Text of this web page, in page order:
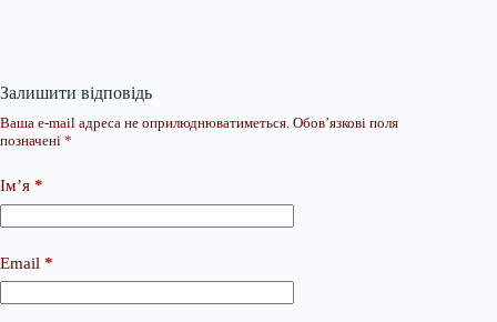
Залишити відповідь
Ваша e-mail адреса не оприлюднюватиметься. Обов’язкові поля
позначені *
Ім’я *
Email *